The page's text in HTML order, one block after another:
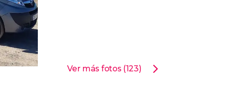
Ver más fotos (123)